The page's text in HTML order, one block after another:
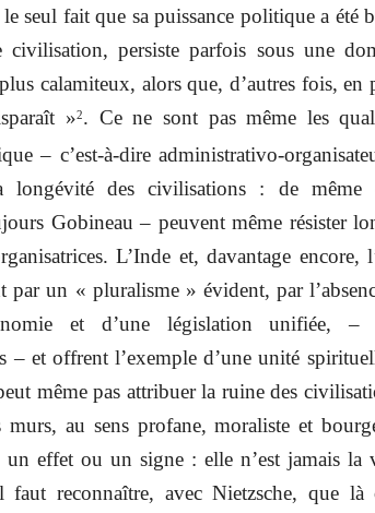
seul fait que sa puissance politique a été
persiste parfois sous une
calamiteux, alors que, d’autres fois, en
»2. Ce ne sont pas même les
– c’est-à-dire administrativo-
des civilisations : de même
Gobineau – peuvent même résister
L’Inde et, davantage encore,
par un « pluralisme » évident, par
et d’une législation unifiée, –
– et offrent l’exemple d’une unité
même pas attribuer la ruine des
au sens profane, moraliste et
effet ou un signe : elle n’est jamais la
reconnaître, avec Nietzsche, que là